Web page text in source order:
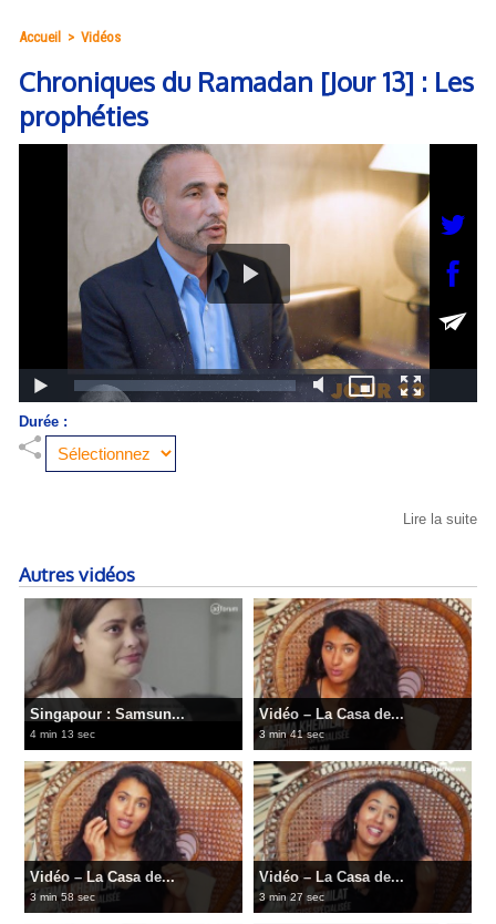
Accueil > Vidéos
Chroniques du Ramadan [Jour 13] : Les
prophéties
Durée :
Lire la suite
Autres vidéos
Singapour : Samsun...
4 min 13 sec
Vidéo – La Casa de...
3 min 41 sec
Vidéo – La Casa de...
3 min 58 sec
Vidéo – La Casa de...
3 min 27 sec